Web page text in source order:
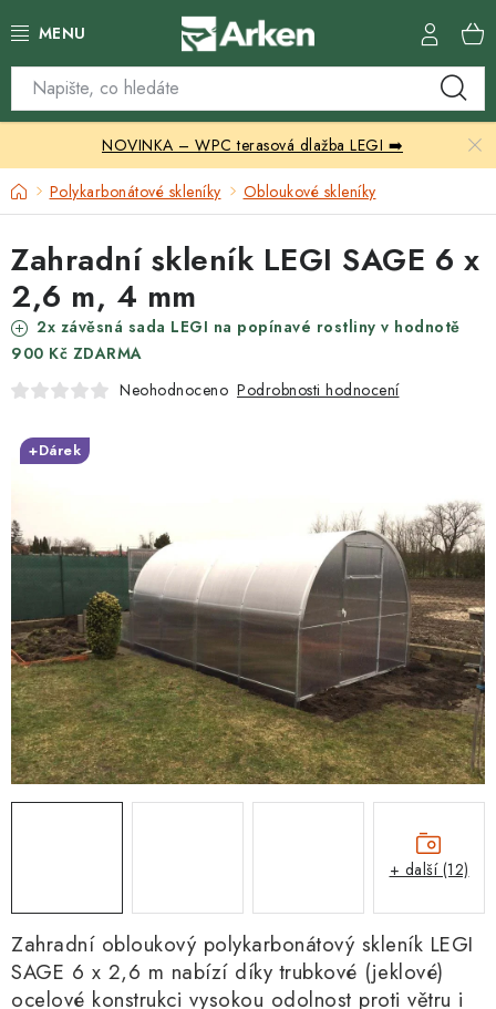
na
Skleníky
Zahradní přístřešky
Zahradní nábytek
Grily a ohniště
Vytápění
Kontakty
NOVINKA – WPC terasová dlažba LEGI ➡️
DomůPolykarbonátové skleníky Obloukové skleníky
Zahradní obloukový polykarbonátový skleník LEGI
SAGE 6 x 2,6 m nabízí díky trubkové (jeklové)
ocelové konstrukci vysokou odolnost proti větru i
Zahradní skleník LEGI SAGE 6 x
2,6 m, 4 mm
2x závěsná sada LEGI na popínavé rostliny v hodnotě
900 Kč ZDARMA
Neohodnoceno Podrobnosti hodnocení
+Dárek
+ další (12)